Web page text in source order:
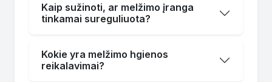
Kaip sužinoti, ar melžimo įranga
tinkamai sureguliuota?
Kokie yra melžimo hgienos
reikalavimai?